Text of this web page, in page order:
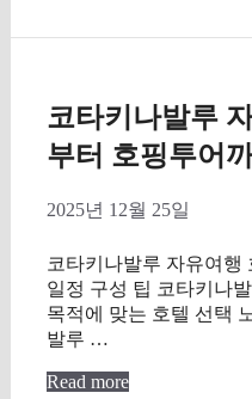
코타키나발루
부터 호핑투어
2025년 12월 25일
코타키나발루 자유여행
일정 구성 팁 코타키나
목적에 맞는 호텔 선택
발루 …
Read more